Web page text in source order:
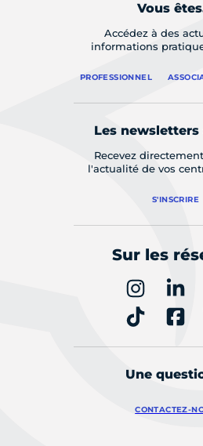
Vous
Accédez à des
informations
PROFESSIONNEL
Les newsletters
Recevez
l'actualité de vos
S'INSCRIRE
Sur les
Une
CONTACTEZ-